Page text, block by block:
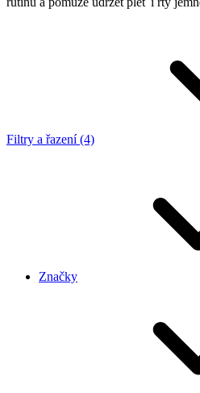
Filtry a řazení (4)
Značky